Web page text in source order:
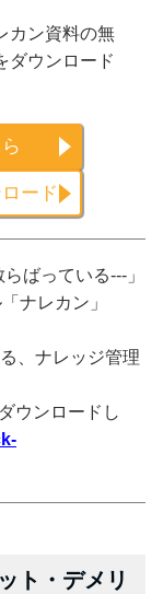
カン資料の無
ダウンロード
ード
ばっている---」
ナレカン」
、ナレッジ管理
ウンロードし
ト・デメリ